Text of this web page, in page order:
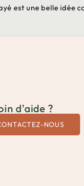
est une belle idée
d'aide ?
NOUS